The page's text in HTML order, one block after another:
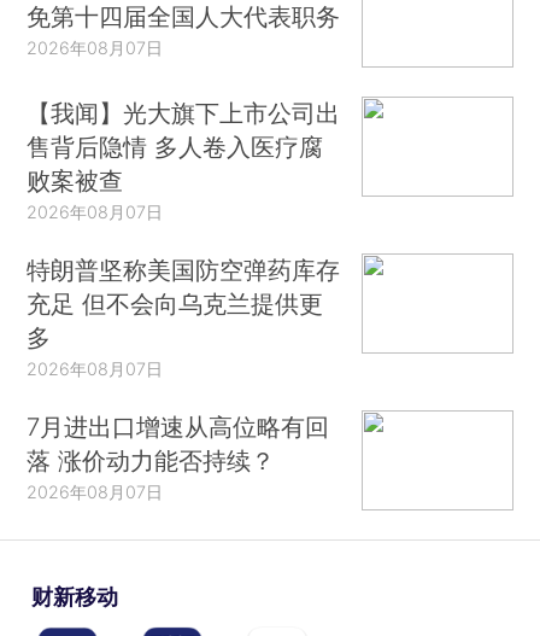
免第十四届全国人大代表职务
2026年08月07日
【我闻】光大旗下上市公司出
售背后隐情 多人卷入医疗腐
败案被查
2026年08月07日
特朗普坚称美国防空弹药库存
充足 但不会向乌克兰提供更
多
2026年08月07日
7月进出口增速从高位略有回
落 涨价动力能否持续？
2026年08月07日
财新移动